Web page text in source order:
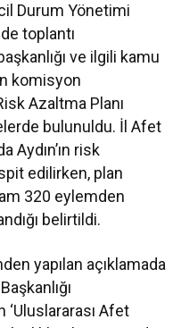
Durum Yönetimi
toplantı
ve ilgili kamu
komisyon
Azaltma Planı
bulunuldu. İl Afet
Aydın’ın risk
edilirken, plan
320 eylemden
belirtildi.
yapılan açıklamada
Afet